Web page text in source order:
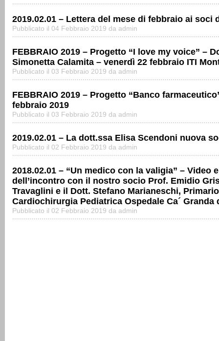
2019.02.01 – Lettera del mese di febbraio ai soci
Pubblicato il 04 Febbraio 2019 da admin
FEBBRAIO 2019 – Progetto “I love my voice” –
Simonetta Calamita – venerdì 22 febbraio ITI
Pubblicato il 03 Febbraio 2019 da admin
FEBBRAIO 2019 – Progetto “Banco
febbraio 2019
Pubblicato il 03 Febbraio 2019 da admin
2019.02.01 – La dott.ssa Elisa Scendoni nuova
Pubblicato il 02 Febbraio 2019 da admin
2018.02.01 – “Un medico con la valigia” – Video
dell’incontro con il nostro socio Prof. Emidio
Travaglini e il Dott. Stefano Marianeschi,
Cardiochirurgia Pediatrica Ospedale Ca´ Granda
Pubblicato il 02 Febbraio 2019 da admin